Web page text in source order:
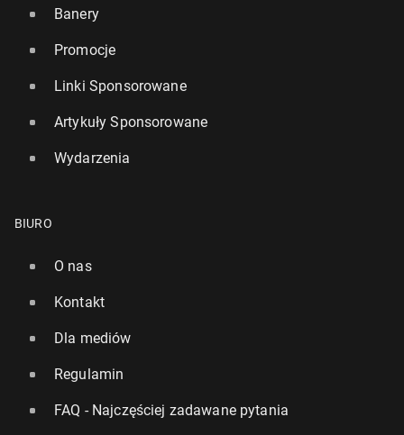
Banery
Promocje
Linki Sponsorowane
Artykuły Sponsorowane
Wydarzenia
BIURO
O nas
Kontakt
Dla mediów
Regulamin
FAQ - Najczęściej zadawane pytania